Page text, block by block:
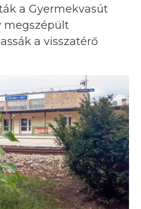
a Gyermekvasút
megszépült
a visszatérő